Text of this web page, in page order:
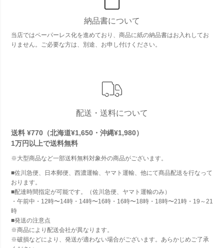
納品書について
当店ではペーパーレス化を進めており、商品に紙の納品書はお入れしてお
りません。ご必要な方は、別途、お申し付けください。
配送・送料について
送料 ¥770（北海道¥1,650・沖縄¥1,980）
1万円以上で送料無料
※大型商品など一部送料無料対象外の商品がございます。
■佐川急便、日本郵便、西濃運輸、ヤマト運輸、他にて商品配送を行なって
おります。
■配達時間指定が可能です。（佐川急便、ヤマト運輸のみ）
・午前中・12時〜14時・14時〜16時・16時〜18時・18時〜21時・19～21
時
■発送の注意点
※商品により配送会社が異なります。
※破損などにより、発送が適わない場合がございます。あらかじめご了承